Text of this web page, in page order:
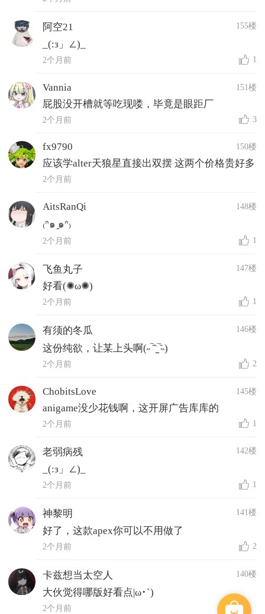
阿空21 155楼
_(:з」∠)_
2个月前 1
Vannia 151楼
屁股没开槽就等吃现喽，毕竟是眼距厂
2个月前 3
fx9790 150楼
应该学alter天狼星直接出双摆 这两个价格贵好多
2个月前
AitsRanQi 148楼
₍ᐢ๑ ̯๑ᐢ₎
2个月前 1
飞鱼丸子 147楼
好看(✺ω✺)
2个月前 1
有须的冬瓜 146楼
这份纯欲，让某上头啊(˶‾᷄⁻̫‾᷅˵)
2个月前 2
ChobitsLove 145楼
anigame没少花钱啊，这开屏广告库库的
2个月前 1
老弱病残 142楼
_(:з」∠)_
2个月前 1
神黎明 141楼
好了，这款apex你可以不用做了
2个月前 2
卡兹想当太空人 140楼
大伙觉得哪版好看点|ω･`)
2个月前